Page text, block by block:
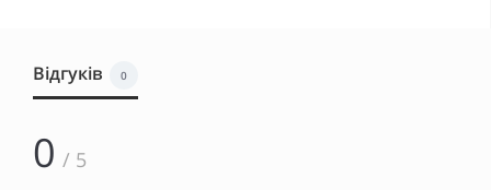
Відгуків 0
0 / 5